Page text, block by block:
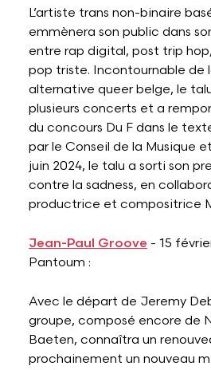
L’artiste trans non-binaire
emmènera son public dans
entre rap digital, post trip
pop triste. Incontournable de
alternative queer belge, le
plusieurs concerts et a
du concours Du F dans le
par le Conseil de la Musique
juin 2024, le talu a sorti son
contre la sadness, en
productrice et compositrice
Jean-Paul Groove - 15
Pantoum :
Avec le départ de Jeremy
groupe, composé encore de
Baeten, connaîtra un
prochainement un nouveau